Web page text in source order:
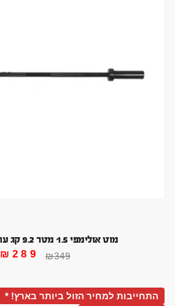
מוט אולימפי 1.5 מטר 9.2 קג עומס 100 קג
₪349
₪ 289
התחייבות למחיר הזול ביותר בארץ! *